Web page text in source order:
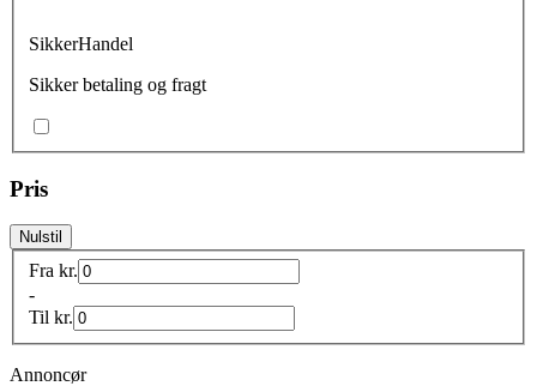
SikkerHandel
Sikker betaling og fragt
Pris
Nulstil
Fra kr.
-
Til kr.
Annoncør